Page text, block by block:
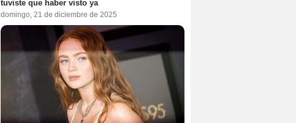
tuviste que haber visto ya
domingo, 21 de diciembre de 2025